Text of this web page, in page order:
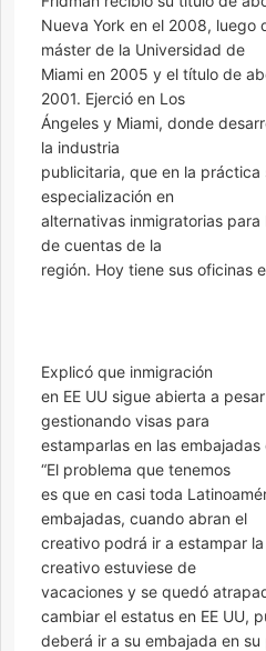
Nueva York en el 2008, luego
máster de la Universidad de
Miami en 2005 y el título de
2001. Ejerció en Los
Ángeles y Miami, donde
la industria
publicitaria, que en la práctica
especialización en
alternativas inmigratorias
de cuentas de la
región. Hoy tiene sus oficinas
Explicó que inmigración
en EE UU sigue abierta a
gestionando visas para
estamparlas en las
“El problema que tenemos
es que en casi toda
embajadas, cuando abran el
creativo podrá ir a estampar
creativo estuviese de
vacaciones y se quedó
cambiar el estatus en EE UU,
deberá ir a su embajada en